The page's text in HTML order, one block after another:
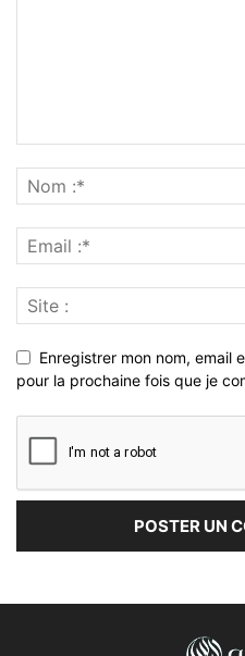
Enregistrer mon nom, email
pour la prochaine fois que je